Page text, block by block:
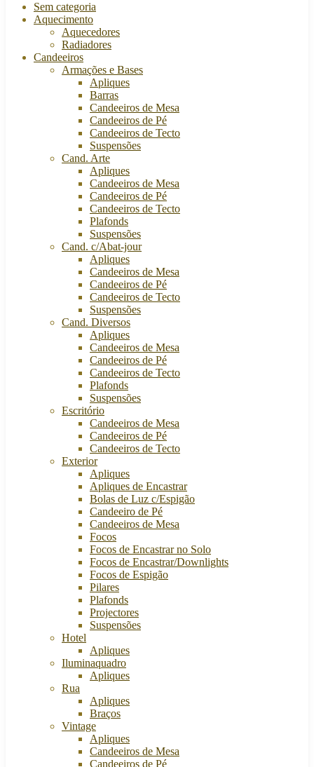
Sem categoria
Aquecimento
Aquecedores
Radiadores
Candeeiros
Armações e Bases
Apliques
Barras
Candeeiros de Mesa
Candeeiros de Pé
Candeeiros de Tecto
Suspensões
Cand. Arte
Apliques
Candeeiros de Mesa
Candeeiros de Pé
Candeeiros de Tecto
Plafonds
Suspensões
Cand. c/Abat-jour
Apliques
Candeeiros de Mesa
Candeeiros de Pé
Candeeiros de Tecto
Suspensões
Cand. Diversos
Apliques
Candeeiros de Mesa
Candeeiros de Pé
Candeeiros de Tecto
Plafonds
Suspensões
Escritório
Candeeiros de Mesa
Candeeiros de Pé
Candeeiros de Tecto
Exterior
Apliques
Apliques de Encastrar
Bolas de Luz c/Espigão
Candeeiro de Pé
Candeeiros de Mesa
Focos
Focos de Encastrar no Solo
Focos de Encastrar/Downlights
Focos de Espigão
Pilares
Plafonds
Projectores
Suspensões
Hotel
Apliques
Iluminaquadro
Apliques
Rua
Apliques
Braços
Vintage
Apliques
Candeeiros de Mesa
Candeeiros de Pé